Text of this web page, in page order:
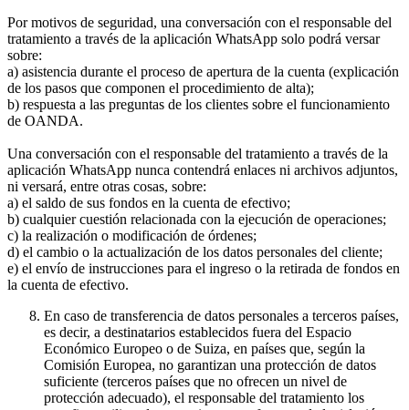
Por motivos de seguridad, una conversación con el responsable del
tratamiento a través de la aplicación WhatsApp solo podrá versar
sobre:
a) asistencia durante el proceso de apertura de la cuenta (explicación
de los pasos que componen el procedimiento de alta);
b) respuesta a las preguntas de los clientes sobre el funcionamiento
de OANDA.
Una conversación con el responsable del tratamiento a través de la
aplicación WhatsApp nunca contendrá enlaces ni archivos adjuntos,
ni versará, entre otras cosas, sobre:
a) el saldo de sus fondos en la cuenta de efectivo;
b) cualquier cuestión relacionada con la ejecución de operaciones;
c) la realización o modificación de órdenes;
d) el cambio o la actualización de los datos personales del cliente;
e) el envío de instrucciones para el ingreso o la retirada de fondos en
la cuenta de efectivo.
En caso de transferencia de datos personales a terceros países,
es decir, a destinatarios establecidos fuera del Espacio
Económico Europeo o de Suiza, en países que, según la
Comisión Europea, no garantizan una protección de datos
suficiente (terceros países que no ofrecen un nivel de
protección adecuado), el responsable del tratamiento los